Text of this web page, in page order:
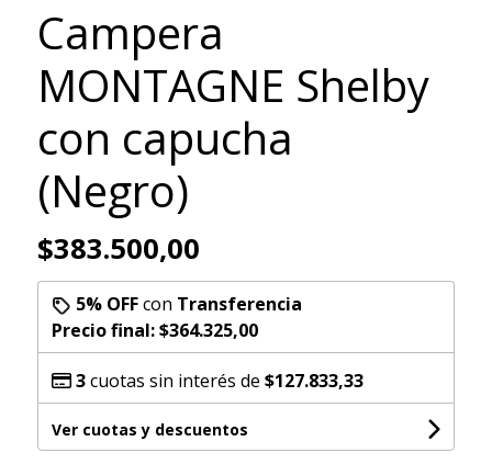
Campera
MONTAGNE Shelby
con capucha
(Negro)
$383.500,00
5% OFFcon Transferencia
Precio final:$364.325,00
3cuotas sin interés de $127.833,33
Ver cuotas y descuentos